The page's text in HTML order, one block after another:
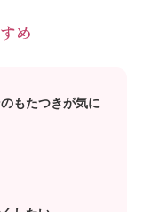
め
もたつきが気に